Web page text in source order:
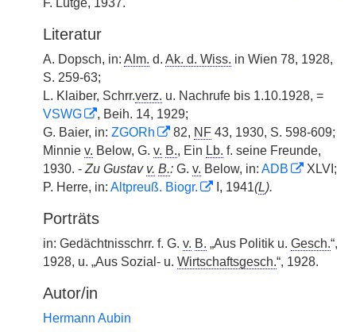
F. Lütge, 1937.
Literatur
A. Dopsch, in: Alm. d. Ak. d. Wiss. in Wien 78, 1928,
S. 259-63;
L. Klaiber, Schrr.verz. u. Nachrufe bis 1.10.1928, =
VSWG
, Beih. 14, 1929;
G. Baier, in: ZGORh 82, NF 43, 1930, S. 598-609;
Minnie v. Below, G. v. B., Ein Lb. f. seine Freunde,
1930. - Zu Gustav v. B.: G. v. Below, in: ADB
XLVI;
P. Herre, in: Altpreuß. Biogr. I, 1941(L).
Porträts
in: Gedächtnisschrr. f. G. v. B. „Aus Politik u. Gesch.“,
1928, u. „Aus Sozial- u. Wirtschaftsgesch.“, 1928.
Autor/in
Hermann Aubin